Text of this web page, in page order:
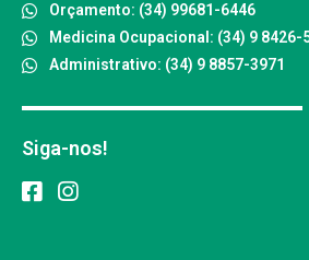
Orçamento: (34) 99681-6446
Medicina Ocupacional: (34) 9 8426-
Administrativo: (34) 9 8857-3971
Siga-nos!